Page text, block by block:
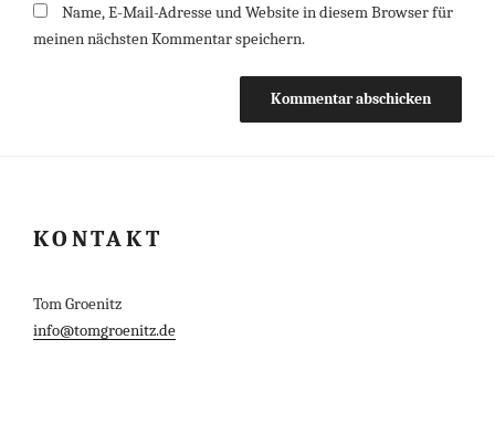
Name, E-Mail-Adresse und Website in diesem Browser für
meinen nächsten Kommentar speichern.
KONTAKT
Tom Groenitz
info@tomgroenitz.de